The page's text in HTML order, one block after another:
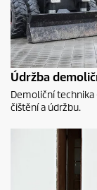
Údržba
Demoliční
čištění a údržbu.